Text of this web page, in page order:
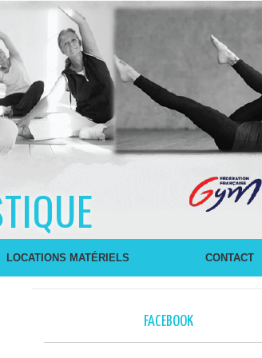
LOCATIONS MATÉRIELS CONTACT
FACEBOOK